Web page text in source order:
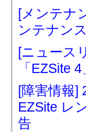
[メンテナ
ンテナン
[ニュース
「EZSite
[障害情報]
EZSite レ
告